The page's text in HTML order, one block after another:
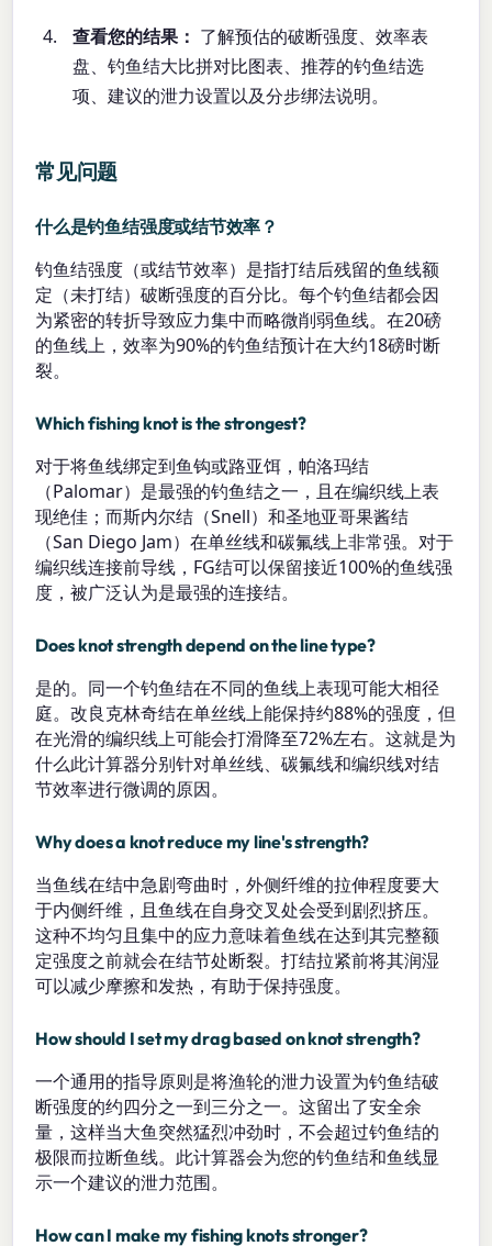
查看您的结果： 了解预估的破断强度、效率表
盘、钓鱼结大比拼对比图表、推荐的钓鱼结选
项、建议的泄力设置以及分步绑法说明。
常见问题
什么是钓鱼结强度或结节效率？
钓鱼结强度（或结节效率）是指打结后残留的鱼线额
定（未打结）破断强度的百分比。每个钓鱼结都会因
为紧密的转折导致应力集中而略微削弱鱼线。在20磅
的鱼线上，效率为90%的钓鱼结预计在大约18磅时断
裂。
Which fishing knot is the strongest?
对于将鱼线绑定到鱼钩或路亚饵，帕洛玛结
（Palomar）是最强的钓鱼结之一，且在编织线上表
现绝佳；而斯内尔结（Snell）和圣地亚哥果酱结
（San Diego Jam）在单丝线和碳氟线上非常强。对于
编织线连接前导线，FG结可以保留接近100%的鱼线强
度，被广泛认为是最强的连接结。
Does knot strength depend on the line type?
是的。同一个钓鱼结在不同的鱼线上表现可能大相径
庭。改良克林奇结在单丝线上能保持约88%的强度，但
在光滑的编织线上可能会打滑降至72%左右。这就是为
什么此计算器分别针对单丝线、碳氟线和编织线对结
节效率进行微调的原因。
Why does a knot reduce my line's strength?
当鱼线在结中急剧弯曲时，外侧纤维的拉伸程度要大
于内侧纤维，且鱼线在自身交叉处会受到剧烈挤压。
这种不均匀且集中的应力意味着鱼线在达到其完整额
定强度之前就会在结节处断裂。打结拉紧前将其润湿
可以减少摩擦和发热，有助于保持强度。
How should I set my drag based on knot strength?
一个通用的指导原则是将渔轮的泄力设置为钓鱼结破
断强度的约四分之一到三分之一。这留出了安全余
量，这样当大鱼突然猛烈冲劲时，不会超过钓鱼结的
极限而拉断鱼线。此计算器会为您的钓鱼结和鱼线显
示一个建议的泄力范围。
How can I make my fishing knots stronger?